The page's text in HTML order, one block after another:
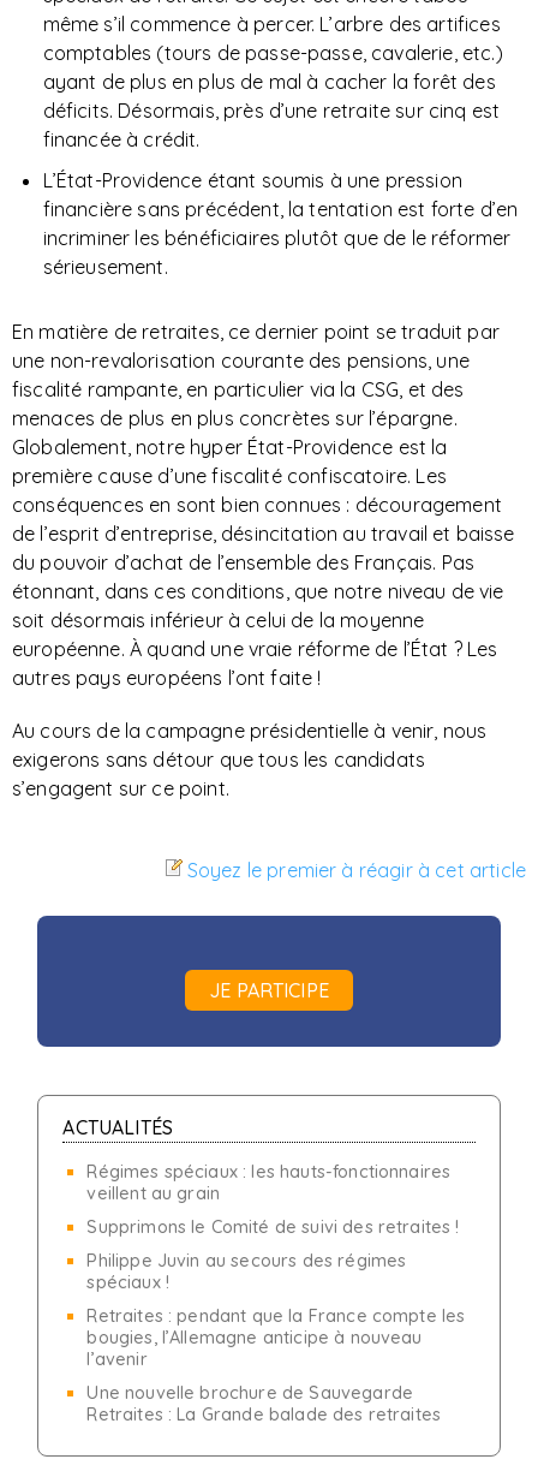
même s’il commence à percer. L’arbre des artifices
comptables (tours de passe-passe, cavalerie, etc.)
ayant de plus en plus de mal à cacher la forêt des
déficits. Désormais, près d’une retraite sur cinq est
financée à crédit.
L’État-Providence étant soumis à une pression
financière sans précédent, la tentation est forte d’en
incriminer les bénéficiaires plutôt que de le réformer
sérieusement.
En matière de retraites, ce dernier point se traduit par
une non-revalorisation courante des pensions, une
fiscalité rampante, en particulier via la CSG, et des
menaces de plus en plus concrètes sur l’épargne.
Globalement, notre hyper État-Providence est la
première cause d’une fiscalité confiscatoire. Les
conséquences en sont bien connues : découragement
de l’esprit d’entreprise, désincitation au travail et baisse
du pouvoir d’achat de l’ensemble des Français. Pas
étonnant, dans ces conditions, que notre niveau de vie
soit désormais inférieur à celui de la moyenne
européenne. À quand une vraie réforme de l’État ? Les
autres pays européens l’ont faite !
Au cours de la campagne présidentielle à venir, nous
exigerons sans détour que tous les candidats
s’engagent sur ce point.
Soyez le premier à réagir à cet article
JE PARTICIPE
ACTUALITÉS
Régimes spéciaux : les hauts-fonctionnaires
veillent au grain
Supprimons le Comité de suivi des retraites !
Philippe Juvin au secours des régimes
spéciaux !
Retraites : pendant que la France compte les
bougies, l’Allemagne anticipe à nouveau
l’avenir
Une nouvelle brochure de Sauvegarde
Retraites : La Grande balade des retraites